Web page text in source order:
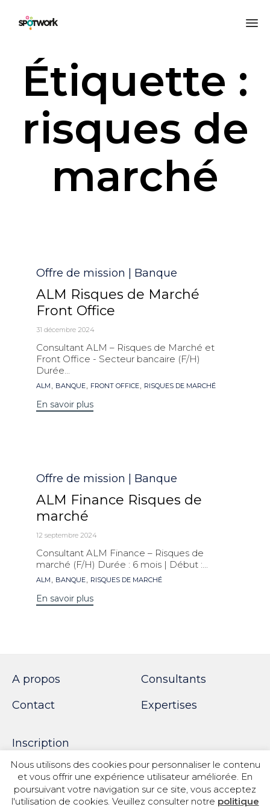
Étiquette :
risques de
marché
Catégorie
Offre de mission | Banque
ALM Risques de Marché
Front Office
31 décembre 2024
Consultant ALM – Risques de Marché et
Front Office - Secteur bancaire (F/H)
Durée...
Mots
ALM , BANQUE, FRONT OFFICE, RISQUES DE MARCHÉ
En savoir plus
Catégorie
Offre de mission | Banque
ALM Finance Risques de
marché
12 septembre 2024
Consultant ALM Finance – Risques de
marché (F/H) Durée : 6 mois | Début :...
Mots
ALM , BANQUE, RISQUES DE MARCHÉ
En savoir plus
A propos
Contact
Consultants
Expertises
Inscription
© 2018 SPOTWORK
Nous utilisons des cookies pour personnaliser le contenu
et vous offrir une expérience utilisateur améliorée. En
poursuivant votre navigation sur ce site, vous acceptez
l'utilisation de cookies. Veuillez consulter notre politique